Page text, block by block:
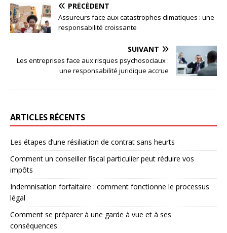
PRÉCÉDENT
Assureurs face aux catastrophes climatiques : une
responsabilité croissante
SUIVANT
Les entreprises face aux risques psychosociaux :
une responsabilité juridique accrue
ARTICLES RÉCENTS
Les étapes d’une résiliation de contrat sans heurts
Comment un conseiller fiscal particulier peut réduire vos
impôts
Indemnisation forfaitaire : comment fonctionne le processus
légal
Comment se préparer à une garde à vue et à ses
conséquences